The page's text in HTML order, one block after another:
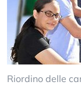
Riordino delle